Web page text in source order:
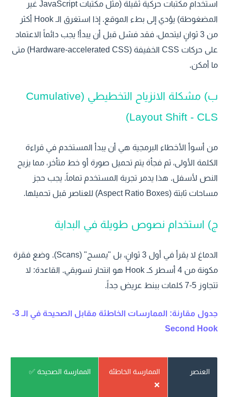
استخدام مكتبات حركية ثقيلة (مثل مكتبات JavaScript غير
المضغوطة) يؤدي إلى بطء الموقع. إذا استغرق الـ Hook أكثر
من 3 ثوانٍ ليتحمل، فقد فشل قبل أن يبدأ! يجب دائماً الاعتماد
على حركات CSS الخفيفة (Hardware-accelerated CSS) متى
ما أمكن.
ب) مشكلة الانزياح التخطيطي (Cumulative
Layout Shift - CLS)
من أسوأ الأخطاء البرمجية هي أن يبدأ المستخدم في قراءة
الكلمة الأولى، ثم فجأة يتم تحميل صورة أو خط متأخر، مما يزيح
النص لأسفل. هذا يدمر تجربة المستخدم تماماً. يجب حجز
مساحات ثابتة (Aspect Ratio Boxes) للعناصر قبل تحميلها.
ج) استخدام نصوص طويلة في البداية
الدماغ لا يقرأ في أول 3 ثوانٍ، بل "يمسح" (Scans). وضع فقرة
مكونة من 4 أسطر كـ Hook هو انتحار تسويقي. القاعدة: لا
تتجاوز 5-7 كلمات ببنط عريض جداً.
جدول مقارنة: الممارسات الخاطئة مقابل الصحيحة في الـ 3-
Second Hook
العنصر
الممارسة الخاطئة
الممارسة الصحيحة ✅